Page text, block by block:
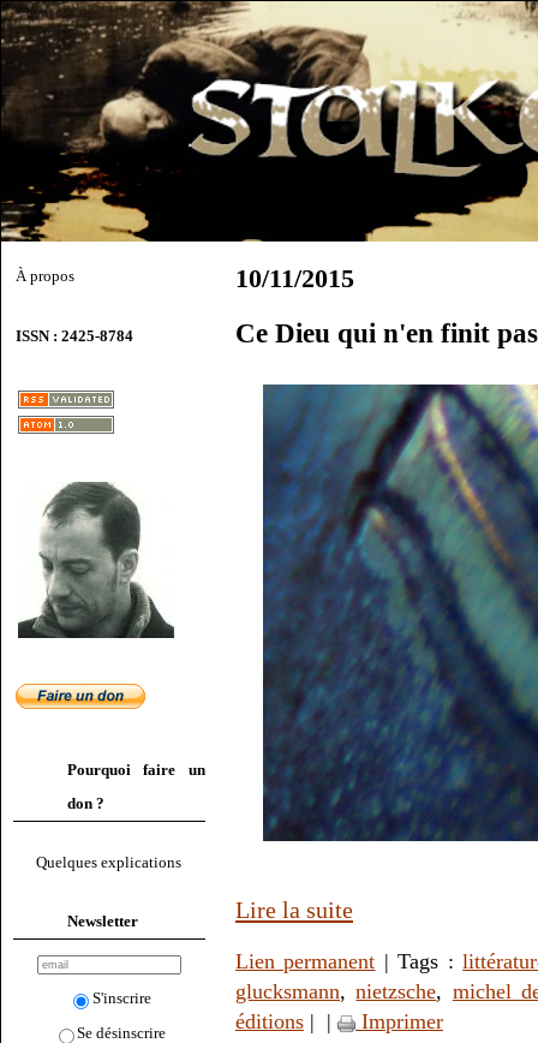
À propos
ISSN : 2425-8784
Pourquoi faire un
don ?
Quelques explications
Newsletter
S'inscrire
Se désinscrire
10/11/2015
Ce Dieu qui n'en finit
Lire la suite
Lien permanent | Tags :
glucksmann,nietzsche, michel
éditions | | Imprimer